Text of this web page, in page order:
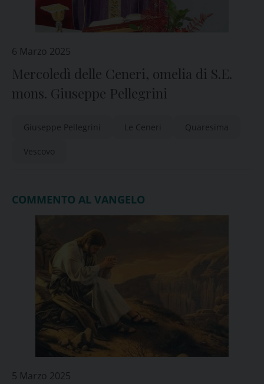
6 Marzo 2025
Mercoledì delle Ceneri, omelia di S.E.
mons. Giuseppe Pellegrini
Giuseppe Pellegrini Le Ceneri Quaresima
Vescovo
COMMENTO AL VANGELO
5 Marzo 2025